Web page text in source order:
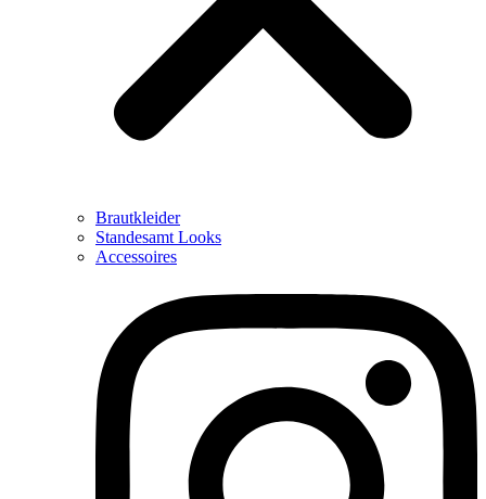
Brautkleider
Standesamt Looks
Accessoires